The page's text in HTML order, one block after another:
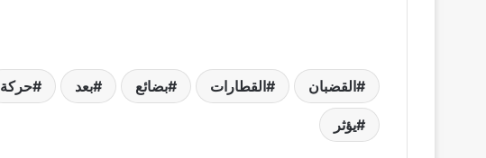
القضبان القطارات بضائع بعد حركة
يؤثر